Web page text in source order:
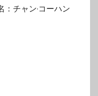
チャン·コーハン